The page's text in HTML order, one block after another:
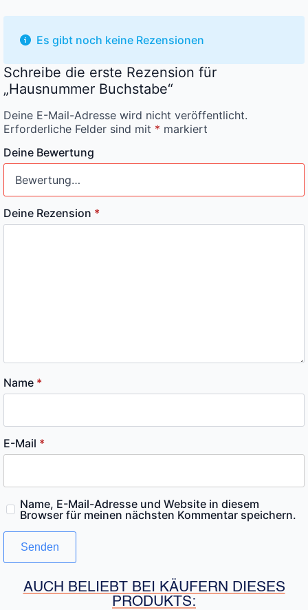
Es gibt noch keine Rezensionen
Schreibe die erste Rezension für
„Hausnummer Buchstabe“
Deine E-Mail-Adresse wird nicht veröffentlicht.
Erforderliche Felder sind mit * markiert
Deine Bewertung
Deine Rezension *
Name *
E-Mail *
Name, E-Mail-Adresse und Website in diesem
Browser für meinen nächsten Kommentar speichern.
AUCH BELIEBT BEI KÄUFERN DIESES
PRODUKTS: